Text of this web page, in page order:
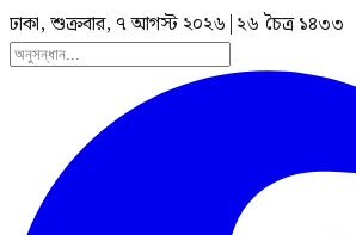
ঢাকা, শুক্রবার, ৭ আগস্ট ২০২৬ | ২৬ চৈত্র ১৪৩৩